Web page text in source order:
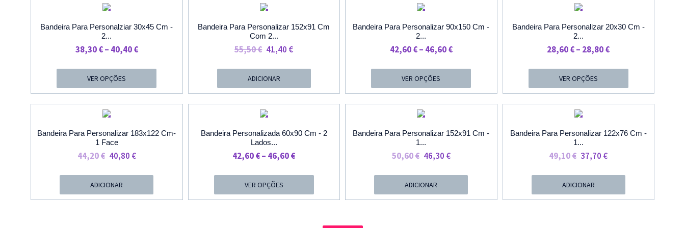
Bandeira Para Personalziar 30x45 Cm -
2...
38,30€– 40,40€Price
Through
40,40 €
VER OPÇÕES
Bandeira Para Personalizar 152x91 Cm
Com 2...
55,50€ O
Original
Era:
55,50 €.
41,40 €O
É:
41,40 €.
ADICIONAR
Bandeira Para Personalizar 90x150 Cm -
2...
42,60€– 46,60€Price
Through
46,60 €
VER OPÇÕES
Bandeira Para Personalizar 20x30 Cm -
2...
28,60€– 28,80€Price
Through
28,80 €
VER OPÇÕES
Bandeira Para Personalizar 183x122 Cm-
1 Face
44,20€ O
Original
Era:
40,80 €O
É:
ADICIONAR
Bandeira Personalizada 60x90 Cm - 2
Lados...
42,60€– 46,60€Price
Through
VER OPÇÕES
Bandeira Para Personalizar 152x91 Cm -
1...
50,60€ O
Original
Era:
46,30 €O
É:
ADICIONAR
Bandeira Para Personalizar 122x76 Cm -
1...
49,10€ O
Original
Era:
37,70 €O
É:
ADICIONAR